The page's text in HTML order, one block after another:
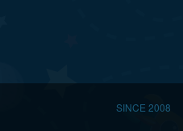
SINCE 2008